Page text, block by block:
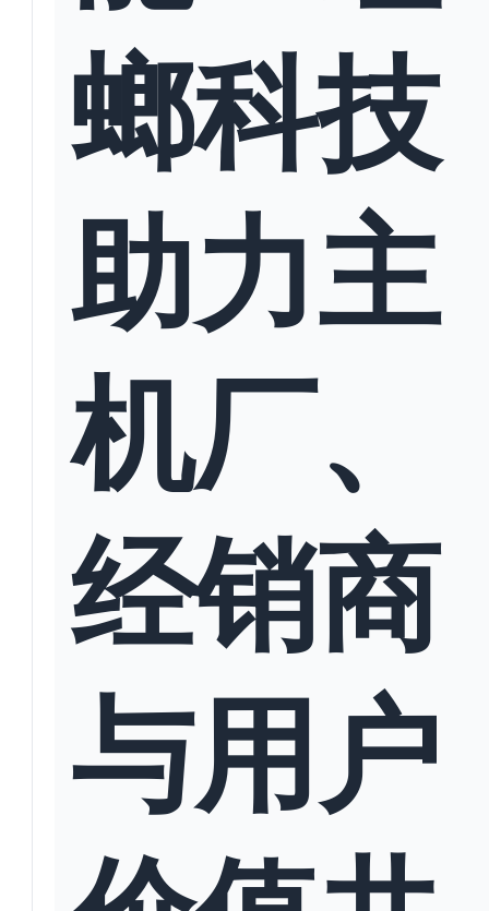
螂科技
助力主
机厂、
经销商
与用户